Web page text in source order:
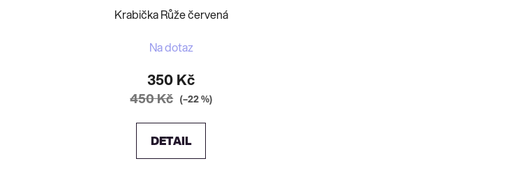
Krabička Růže červená
Na dotaz
350 Kč
450 Kč (–22 %)
DETAIL